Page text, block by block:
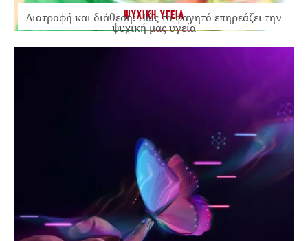
ΨΥΧΙΚΗ ΥΓΕΙΑ
Διατροφή και διάθεση: Πώς το φαγητό επηρεάζει την
ψυχική μας υγεία